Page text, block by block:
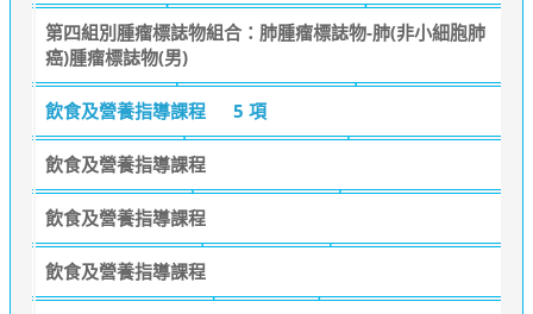
第四組別腫瘤標誌物組合：肺腫瘤標誌物-肺(非小細胞肺
癌)腫瘤標誌物(男)
飲食及營養指導課程 5 項
飲食及營養指導課程
飲食及營養指導課程
飲食及營養指導課程